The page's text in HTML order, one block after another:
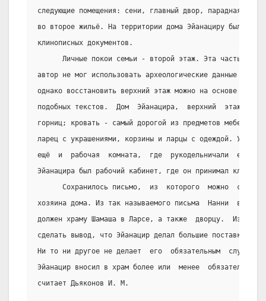
следующие помещения: сени, главный двор, парадная
во второе жильё. На территории дома Эйанациру было
клинописных документов.
Личные покои семьи - второй этаж. Эта часть была
автор не мог использовать археологические данные для
однако восстановить верхний этаж можно на основе
подобных текстов.  Дом  Эйанацира,  верхний  этаж,
горниц; кровать - самый дорогой из предметов мебели,
ларец с украшениями, корзины и ларцы с одеждой. У жены
ещё  и  рабочая  комната,  где  рукодельничали  её
Эйанацира был рабочий кабинет, где он принимал
Сохранилось письмо,  из  которого  можно
хозяина дома. Из так называемого письма  Нанни
должен храму Шамаша в Ларсе, а также  дворцу.  Из
сделать вывод, что Эйанацир делал большие поставки
Ни то ни другое не делает  его  обязательным
Эйанацир вносил в храм более или  менее  обязательные
считает Дьяконов И. М.